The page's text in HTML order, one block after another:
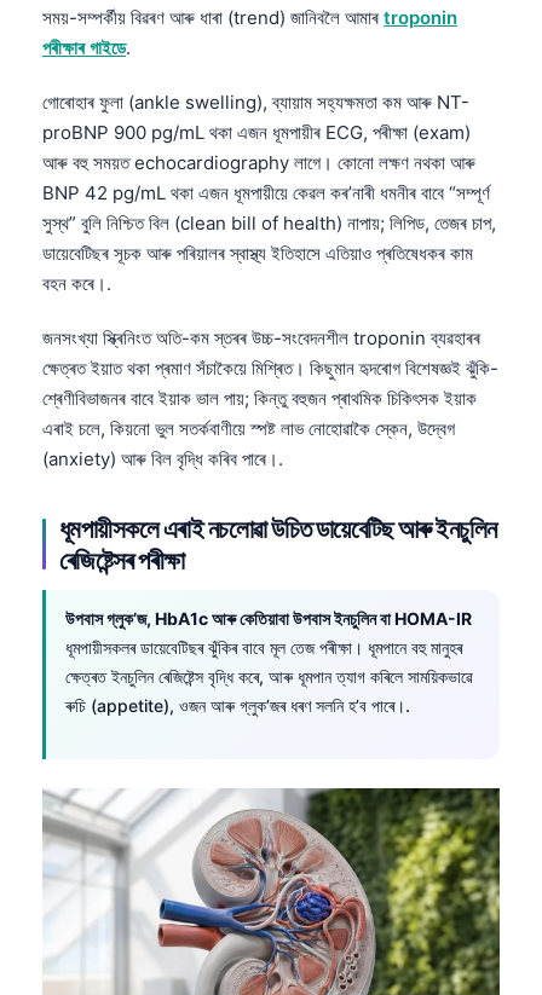
সময়-সম্পৰ্কীয় বিৱৰণ আৰু ধাৰা (trend) জানিবলৈ আমাৰ troponin
পৰীক্ষাৰ গাইডে.
গোৰোহাৰ ফুলা (ankle swelling), ব্যায়াম সহ্যক্ষমতা কম আৰু NT-
proBNP 900 pg/mL থকা এজন ধূমপায়ীৰ ECG, পৰীক্ষা (exam)
আৰু বহু সময়ত echocardiography লাগে। কোনো লক্ষণ নথকা আৰু
BNP 42 pg/mL থকা এজন ধূমপায়ীয়ে কেৱল কৰ’নাৰী ধমনীৰ বাবে “সম্পূৰ্ণ
সুস্থ” বুলি নিশ্চিত বিল (clean bill of health) নাপায়; লিপিড, তেজৰ চাপ,
ডায়েবেটিছৰ সূচক আৰু পৰিয়ালৰ স্বাস্থ্য ইতিহাসে এতিয়াও প্ৰতিষেধকৰ কাম
বহন কৰে।.
জনসংখ্যা স্ক্ৰিনিংত অতি-কম স্তৰৰ উচ্চ-সংবেদনশীল troponin ব্যৱহাৰৰ
ক্ষেত্ৰত ইয়াত থকা প্ৰমাণ সঁচাকৈয়ে মিশ্ৰিত। কিছুমান হৃদৰোগ বিশেষজ্ঞই ঝুঁকি-
শ্ৰেণীবিভাজনৰ বাবে ইয়াক ভাল পায়; কিন্তু বহুজন প্ৰাথমিক চিকিৎসক ইয়াক
এৰাই চলে, কিয়নো ভুল সতৰ্কবাণীয়ে স্পষ্ট লাভ নোহোৱাকৈ স্কেন, উদ্বেগ
(anxiety) আৰু বিল বৃদ্ধি কৰিব পাৰে।.
ধূমপায়ীসকলে এৰাই নচলোৱা উচিত ডায়েবেটিছ আৰু ইনচুলিন
ৰেজিষ্টেন্সৰ পৰীক্ষা
উপবাস গ্লুক’জ, HbA1c আৰু কেতিয়াবা উপবাস ইনচুলিন বা HOMA-IR
ধূমপায়ীসকলৰ ডায়েবেটিছৰ ঝুঁকিৰ বাবে মূল তেজ পৰীক্ষা। ধূমপানে বহু মানুহৰ
ক্ষেত্ৰত ইনচুলিন ৰেজিষ্টেন্স বৃদ্ধি কৰে, আৰু ধূমপান ত্যাগ কৰিলে সাময়িকভাৱে
ৰুচি (appetite), ওজন আৰু গ্লুক’জৰ ধৰণ সলনি হ’ব পাৰে।.